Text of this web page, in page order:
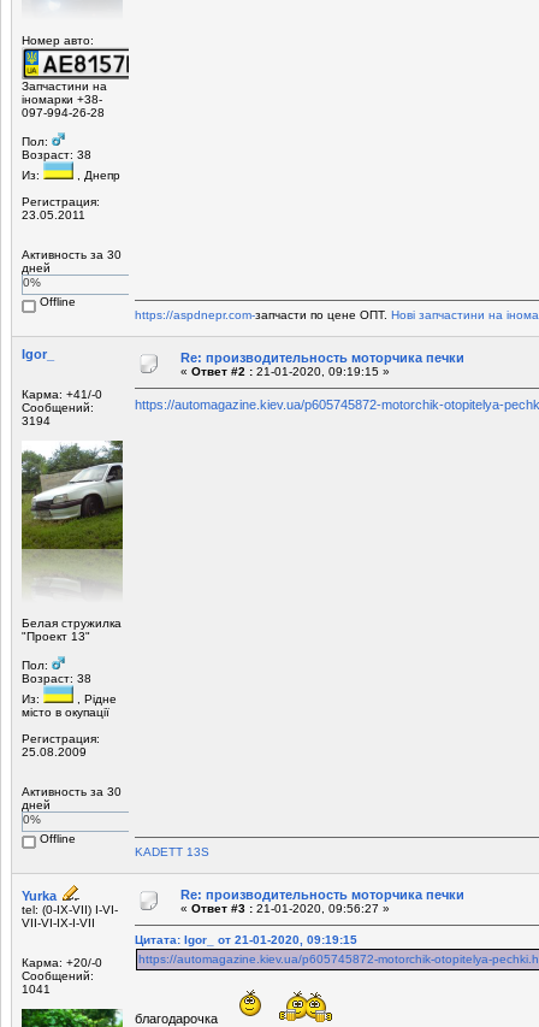
Номер авто:
Запчастини на
іномарки +38-
097-994-26-28
Пол:
Возраст: 38
Из:
, Днепр
Регистрация:
23.05.2011
Активность за 30
дней
0%
Offline
https://aspdnepr.com-запчасти по цене ОПТ. Нові запчастини на
Igor_
Карма: +41/-0
Сообщений:
3194
Белая стружилка
"Проект 13"
Пол:
Возраст: 38
Из:
, Рiдне
мicто в окупацiї
Регистрация:
25.08.2009
Активность за 30
дней
0%
Offline
Re: производительность моторчика печки
« Ответ #2 : 21-01-2020, 09:19:15 »
https://automagazine.kiev.ua/p605745872-motorchik-otopitelya-
KADETT 13S
Yurka
tel: (0-IX-VII) I-VI-
VII-VI-IX-I-VII
Карма: +20/-0
Сообщений:
1041
Re: производительность моторчика печки
« Ответ #3 : 21-01-2020, 09:56:27 »
Цитата: Igor_ от 21-01-2020, 09:19:15
https://automagazine.kiev.ua/p605745872-motorchik-otopitelya-
благодарочка